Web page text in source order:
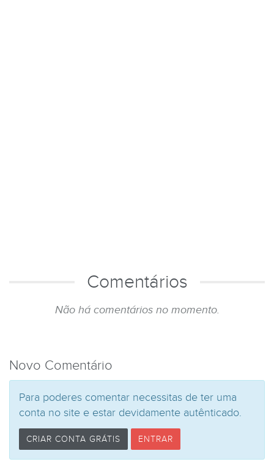
Comentários
Não há comentários no momento.
Novo Comentário
Para poderes comentar necessitas de ter uma
conta no site e estar devidamente autênticado.
CRIAR CONTA GRÁTIS ENTRAR